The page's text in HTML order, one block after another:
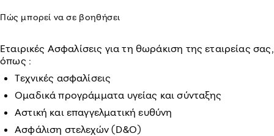
Πώς μπορεί να σε βοηθήσει
Εταιρικές Ασφαλίσεις για τη θωράκιση της εταιρείας σας,
όπως :
Τεχνικές ασφαλίσεις
Ομαδικά προγράμματα υγείας και σύνταξης
Αστική και επαγγελματική ευθύνη
Ασφάλιση στελεχών (D&O)